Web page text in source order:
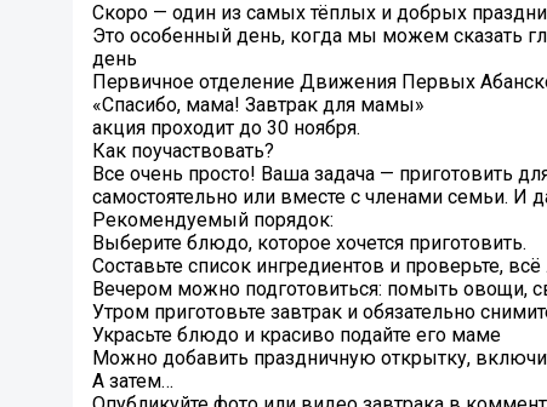
Скоро — один из самых тёплых и добрых
Это особенный день, когда мы можем сказать
день
Первичное отделение Движения Первых
«Спасибо, мама! Завтрак для мамы»
акция проходит до 30 ноября.
Как поучаствовать?
Все очень просто! Ваша задача — приготовить
самостоятельно или вместе с членами семьи. И
Рекомендуемый порядок:
Выберите блюдо, которое хочется приготовить.
Составьте список ингредиентов и проверьте,
Вечером можно подготовиться: помыть овощи,
Утром приготовьте завтрак и обязательно
Украсьте блюдо и красиво подайте его маме
Можно добавить праздничную открытку,
А затем…